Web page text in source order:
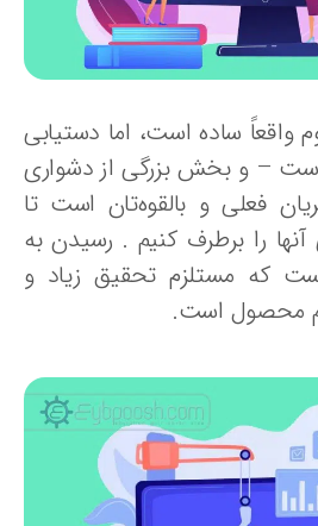
ساده است، اما دستیابی
– و بخش بزرگی از دشواری
و بالقوه‌تان است تا
را برطرف کنیم . رسیدن به
مستلزم تحقیق زیاد و
است.